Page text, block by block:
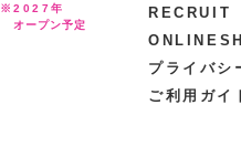
※2027年
オープン予定
RECRUIT
プライバシ
ご利用ガイ